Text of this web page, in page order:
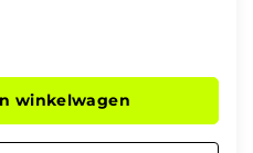
winkelwagen